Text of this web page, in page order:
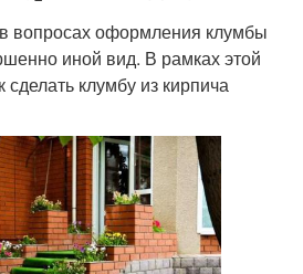
вопросах оформления клумбы
иной вид. В рамках этой
сделать клумбу из кирпича